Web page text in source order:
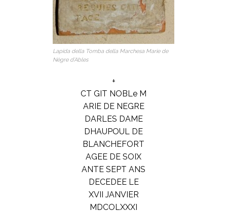
Lapida della Tomba della Marchesa Marie de
Nègre d’Ables
+
CT GIT NOBLe M
ARIE DE NEGRE
DARLES DAME
DHAUPOUL DE
BLANCHEFORT
AGEE DE SOIX
ANTE SEPT ANS
DECEDEE LE
XVII JANVIER
MDCOLXXXI